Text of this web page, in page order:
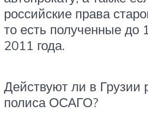
российские права
то есть полученные до
2011 года.
Действуют ли в Грузии
полиса ОСАГО?